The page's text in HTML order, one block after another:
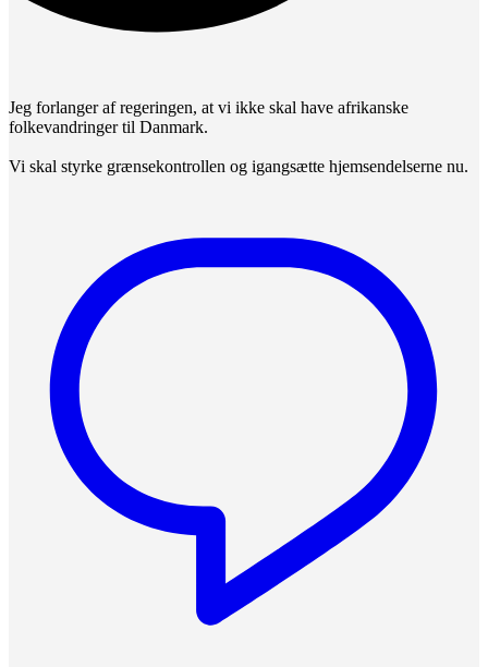
Jeg forlanger af regeringen, at vi ikke skal have afrikanske
folkevandringer til Danmark.
Vi skal styrke grænsekontrollen og igangsætte hjemsendelserne nu.